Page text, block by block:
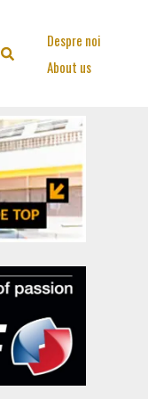
Search
Despre noi
About us